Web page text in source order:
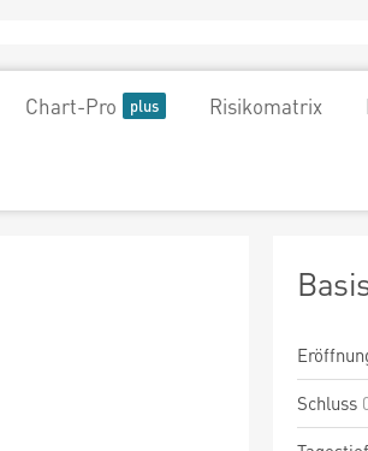
Chart-Pro Risikomatrix
Schluss